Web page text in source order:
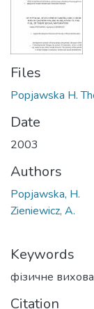
Files
Popjawska H.
Date
2003
Authors
Popjawska, H.
Zieniewicz, A.
Keywords
фізичне
Citation